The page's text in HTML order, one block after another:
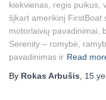
kiekvienas, regis puikus,
šįkart amerikinį FirstBoat
motorlaivių pavadinimai,
Serenity – romybė,
pavadinimas ir Read
By Rokas Arbušis 15